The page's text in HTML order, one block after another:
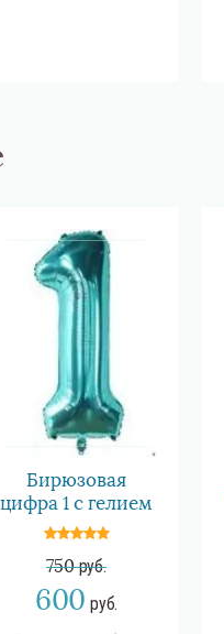
Бирюзовая
цифра 1 с гелием
600 руб.
750руб.